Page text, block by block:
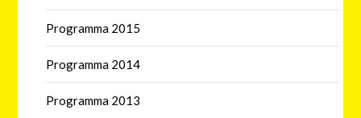
Programma 2015
Programma 2014
Programma 2013